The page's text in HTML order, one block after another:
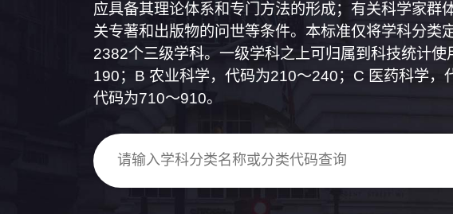
应具备其理论体系和专门方法的形成；有关科学家
关专著和出版物的问世等条件。本标准仅将学科分类
2382个三级学科。一级学科之上可归属到科技统计
190；B 农业科学，代码为210～240；C 医药科学，
代码为710～910。